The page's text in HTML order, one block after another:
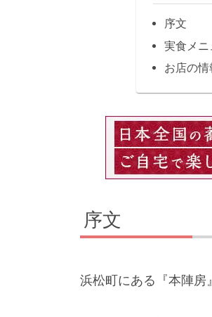
序文
実食メニ
お店の情
序文
浜松町にある『本陣房